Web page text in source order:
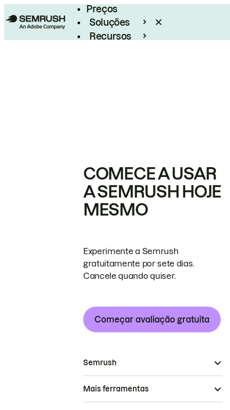
Preços
Soluções
Recursos
COMECE A USAR
A SEMRUSH HOJE
MESMO
Experimente a Semrush
gratuitamente por sete dias.
Cancele quando quiser.
Começar avaliação gratuita
Semrush
Mais ferramentas